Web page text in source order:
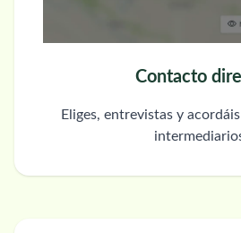
Contacto
Eliges, entrevistas y